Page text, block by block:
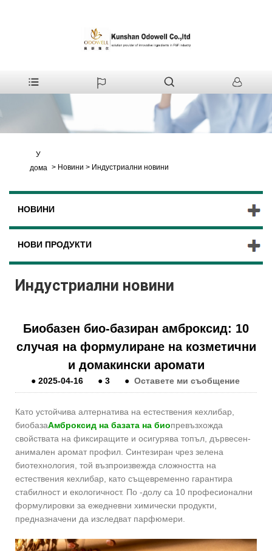
У
дома > Новини > Индустриални новини
НОВИНИ
НОВИ ПРОДУКТИ
Индустриални новини
Биобазен био-базиран амброксид: 10
случая на формулиране на козметични
и домакински аромати
●2025-04-16 ●3 ● Оставете ми съобщение
Като устойчива алтернатива на естествения кехлибар,
биобазаАмброксид на базата на биопревъзхожда
свойствата на фиксиращите и осигурява топъл, дървесен-
анимален аромат профил. Синтезиран чрез зелена
биотехнология, той възпроизвежда сложността на
естествения кехлибар, като същевременно гарантира
стабилност и екологичност. По -долу са 10 професионални
формулировки за ежедневни химически продукти,
предназначени да изследват парфюмери.